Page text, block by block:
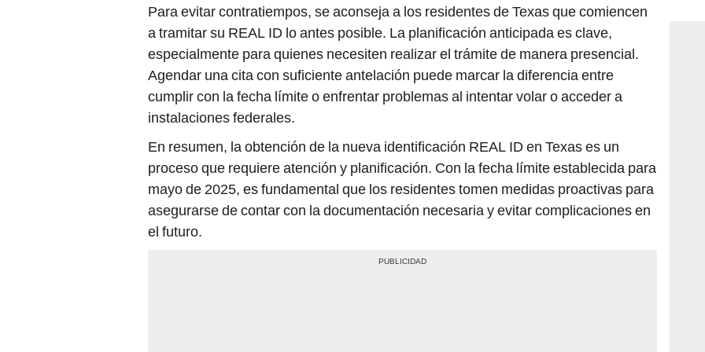
Para evitar contratiempos, se aconseja a los residentes de Texas que comiencen
a tramitar su REAL ID lo antes posible. La planificación anticipada es clave,
especialmente para quienes necesiten realizar el trámite de manera presencial.
Agendar una cita con suficiente antelación puede marcar la diferencia entre
cumplir con la fecha límite o enfrentar problemas al intentar volar o acceder a
instalaciones federales.
En resumen, la obtención de la nueva identificación REAL ID en Texas es un
proceso que requiere atención y planificación. Con la fecha límite establecida para
mayo de 2025, es fundamental que los residentes tomen medidas proactivas para
asegurarse de contar con la documentación necesaria y evitar complicaciones en
el futuro.